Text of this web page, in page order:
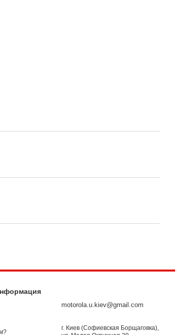
motorola.u.kiev@gmail.com
г. Киев (Софиевская Борщаговка),